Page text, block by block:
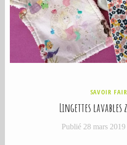
P
B
I
SAVOIR
Lingettes lavables
Publié 28 mars 2019